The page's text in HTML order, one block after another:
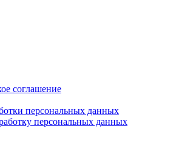
соглашение
персональных данных
персональных данных